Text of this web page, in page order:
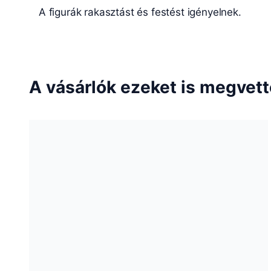
A figurák rakasztást és festést igényelnek.
A vásárlók ezeket is